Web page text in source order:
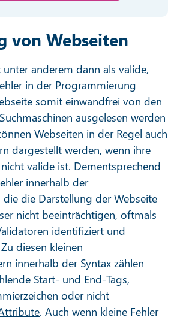
von Webseiten
unter anderem dann als valide,
in der Programmierung
somit einwandfrei von den
ausgelesen werden
Webseiten in der Regel auch
dargestellt werden, wenn ihre
valide ist. Dementsprechend
innerhalb der
die Darstellung der Webseite
nicht beeinträchtigen, oftmals
identifiziert und
diesen kleinen
innerhalb der Syntax zählen
Start- und End-Tags,
oder nicht
. Auch wenn kleine Fehler